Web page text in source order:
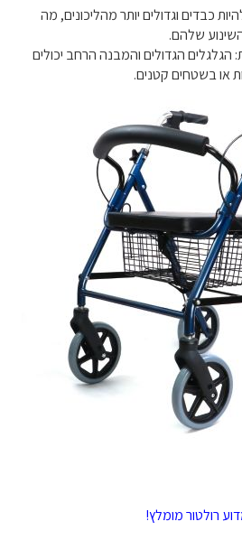
כבדים וגדולים יותר מהליכונים, מה
שלהם.
הגלגלים הגדולים והמבנה הרחב יכולים
או בשטחים קטנים.